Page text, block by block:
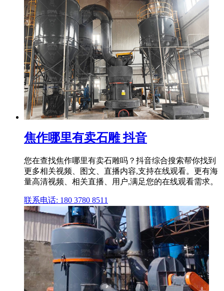
焦作哪里有卖石雕 抖音
您在查找焦作哪里有卖石雕吗？抖音综合搜索帮你找到
更多相关视频、图文、直播内容,支持在线观看。更有海
量高清视频、相关直播、用户,满足您的在线观看需求。
联系电话: 180 3780 8511